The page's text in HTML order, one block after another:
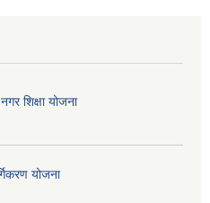
शिक्षा योजना
योजना